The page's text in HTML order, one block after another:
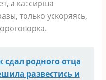
а кассирша
только ускоряясь,
сдал родного отца
развестись и